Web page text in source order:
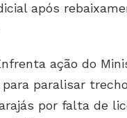
após
ação do
para paralisar
por falta de